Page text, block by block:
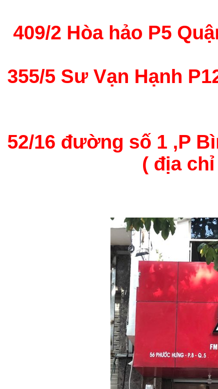
409/2 Hòa hảo P5
355/5 Sư Vạn Hạnh
52/16 đường số 1 ,P
( địa